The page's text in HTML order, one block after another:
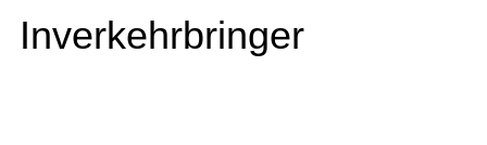
Inverkehrbringer